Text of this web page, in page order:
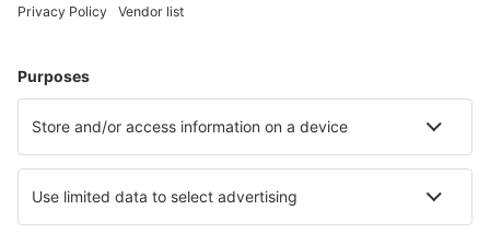
apartmánů, chat a dalších.
Hotely v Indii - Oblíbená města
Hotely v Džajpuru Hotely v Novém Dillí Hotely in Noida